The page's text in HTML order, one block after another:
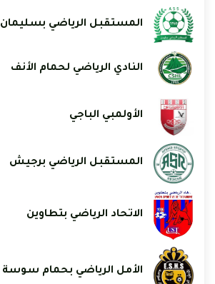
المستقبل الرياضي بسليمان
النادي الرياضي لحمام الأنف
الأولمبي الباجي
المستقبل الرياضي برجيش
الاتحاد الرياضي بتطاوين
الأمل الرياضي بحمام سوسة